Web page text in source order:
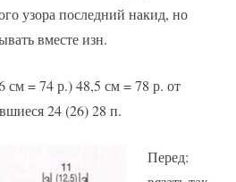
узора последний накид, но
вместе изн.
см = 74 р.) 48,5 см = 78 р. от
24 (26) 28 п.
Перед: